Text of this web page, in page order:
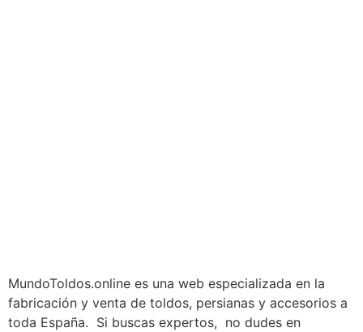
MundoToldos.online es una web especializada en la
fabricación y venta de toldos, persianas y accesorios a
toda España. Si buscas expertos, no dudes en